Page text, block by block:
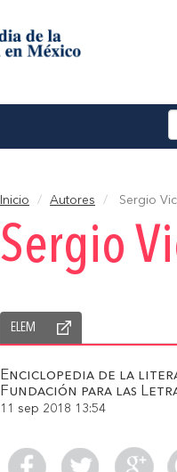
Inicio Autores Sergio
Sergio
ELEM
Enciclopedia de la
Fundación para las
11 sep 2018 13:54